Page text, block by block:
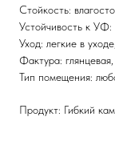
Стойкость:
Устойчивость к УФ:
Уход: легкие в
Фактура:
Тип помещения:
Продукт: Гибкий